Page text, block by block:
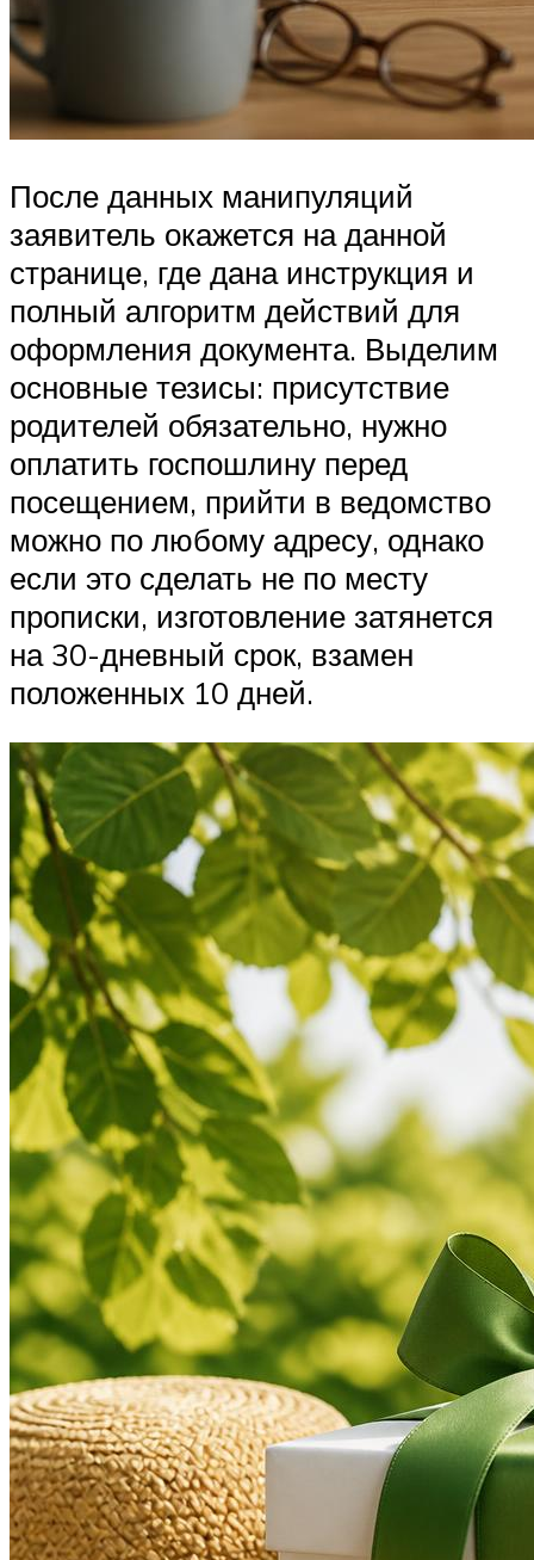
После данных манипуляций
заявитель окажется на данной
странице, где дана инструкция и
полный алгоритм действий для
оформления документа. Выделим
основные тезисы: присутствие
родителей обязательно, нужно
оплатить госпошлину перед
посещением, прийти в ведомство
можно по любому адресу, однако
если это сделать не по месту
прописки, изготовление затянется
на 30-дневный срок, взамен
положенных 10 дней.